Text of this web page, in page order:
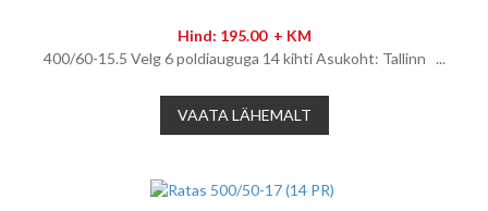
Hind: 195.00 + KM
400/60-15.5 Velg 6 poldiauguga 14 kihti Asukoht: Tallinn ...
VAATA LÄHEMALT